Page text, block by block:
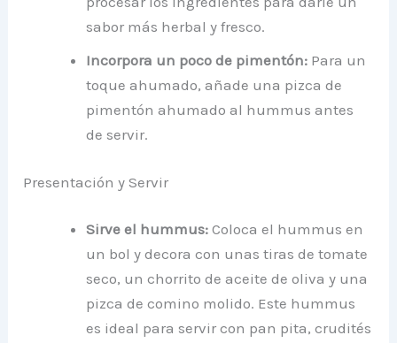
sabor más herbal y fresco.
Incorpora un poco de pimentón: Para un
toque ahumado, añade una pizca de
pimentón ahumado al hummus antes
de servir.
Presentación y Servir
Sirve el hummus: Coloca el hummus en
un bol y decora con unas tiras de tomate
seco, un chorrito de aceite de oliva y una
pizca de comino molido. Este hummus
es ideal para servir con pan pita, crudités